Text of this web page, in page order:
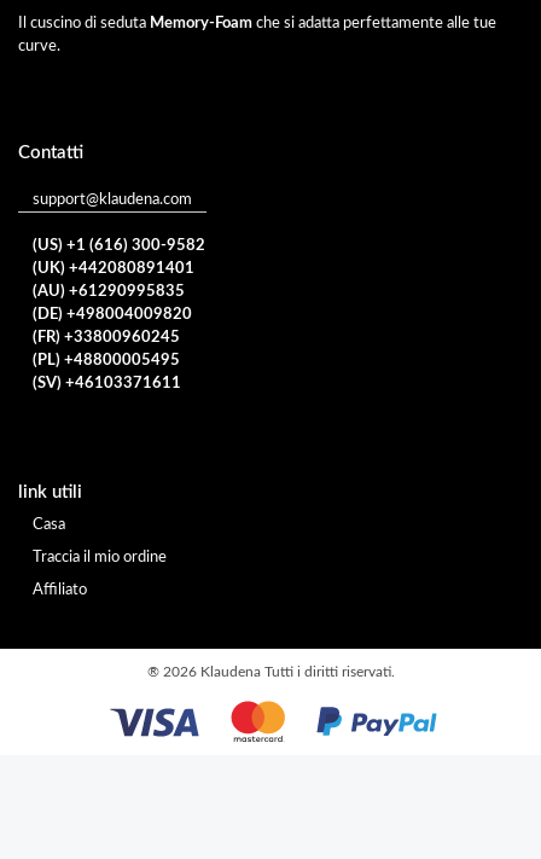
Il cuscino di seduta Memory-Foam che si adatta perfettamente alle tue
curve.
Contatti
support@klaudena.com
(US) +1 (616) 300-9582
(UK) +442080891401
(AU) +61290995835
(DE) +498004009820
(FR) +33800960245
(PL) +48800005495
(SV) +46103371611
link utili
Casa
Traccia il mio ordine
Affiliato
® 2026 Klaudena Tutti i diritti riservati.